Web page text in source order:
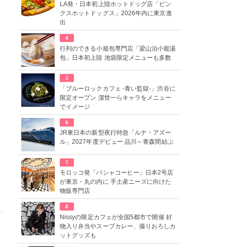
LA発・日本初上陸ホットドッグ店「ピン
クスホットドッグス」2026年内に東京進
出
4
行列のできる小籠包専門店「梁山泊小籠湯
包」日本初上陸 池袋限定メニューも多数
5
「ブルーロックカフェ -青い監獄-」渋谷に
限定オープン 潔世一らキャラをメニュー
でイメージ
6
JR東日本の新型夜行特急「ルナ・アズー
ル」2027年度デビュー 品川～青森間結ぶ
7
モロッコ発「バシャコーヒー」日本2号店
が東京・丸の内に 手土産ニーズに向けた
物販専門店
8
Nissyの限定カフェが全国5都市で開催 好
物入り弁当やスープカレー、撮りおろしカ
ットグッズも